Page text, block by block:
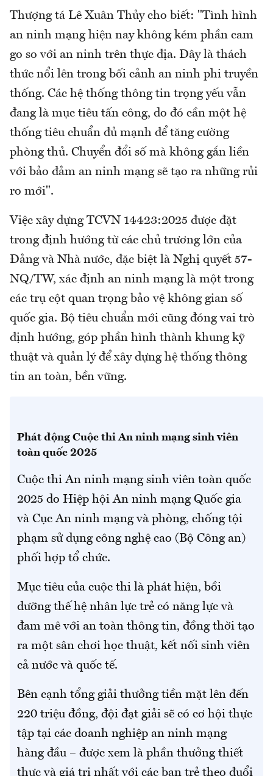
Thượng tá Lê Xuân Thủy cho biết: "Tình hình
an ninh mạng hiện nay không kém phần cam
go so với an ninh trên thực địa. Đây là thách
thức nổi lên trong bối cảnh an ninh phi truyền
thống. Các hệ thống thông tin trọng yếu vẫn
đang là mục tiêu tấn công, do đó cần một hệ
thống tiêu chuẩn đủ mạnh để tăng cường
phòng thủ. Chuyển đổi số mà không gắn liền
với bảo đảm an ninh mạng sẽ tạo ra những rủi
ro mới".
Việc xây dựng TCVN 14423:2025 được đặt
trong định hướng từ các chủ trương lớn của
Đảng và Nhà nước, đặc biệt là Nghị quyết 57-
NQ/TW, xác định an ninh mạng là một trong
các trụ cột quan trọng bảo vệ không gian số
quốc gia. Bộ tiêu chuẩn mới cũng đóng vai trò
định hướng, góp phần hình thành khung kỹ
thuật và quản lý để xây dựng hệ thống thông
tin an toàn, bền vững.
Phát động Cuộc thi An ninh mạng sinh viên
toàn quốc 2025
Cuộc thi An ninh mạng sinh viên toàn quốc
2025 do Hiệp hội An ninh mạng Quốc gia
và Cục An ninh mạng và phòng, chống tội
phạm sử dụng công nghệ cao (Bộ Công an)
phối hợp tổ chức.
Mục tiêu của cuộc thi là phát hiện, bồi
dưỡng thế hệ nhân lực trẻ có năng lực và
đam mê với an toàn thông tin, đồng thời tạo
ra một sân chơi học thuật, kết nối sinh viên
cả nước và quốc tế.
Bên cạnh tổng giải thưởng tiền mặt lên đến
220 triệu đồng, đội đạt giải sẽ có cơ hội thực
tập tại các doanh nghiệp an ninh mạng
hàng đầu – được xem là phần thưởng thiết
thực và giá trị nhất với các bạn trẻ theo đuổi